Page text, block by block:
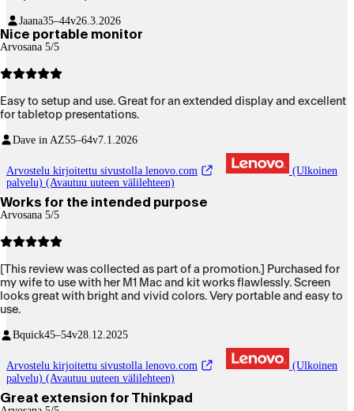
Jaana35–44v26.3.2026
Nice portable monitor
Arvosana 5/5
Easy to setup and use. Great for an extended display and excellent
for tabletop presentations.
Dave in AZ55–64v7.1.2026
Arvostelu kirjoitettu sivustolla lenovo.com
(Ulkoinen
palvelu) (Avautuu uuteen välilehteen)
Works for the intended purpose
Arvosana 5/5
[This review was collected as part of a promotion.] Purchased for
my wife to use with her M1 Mac and kit works flawlessly. Screen
looks great with bright and vivid colors. Very portable and easy to
use.
Bquick45–54v28.12.2025
Arvostelu kirjoitettu sivustolla lenovo.com
(Ulkoinen
palvelu) (Avautuu uuteen välilehteen)
Great extension for Thinkpad